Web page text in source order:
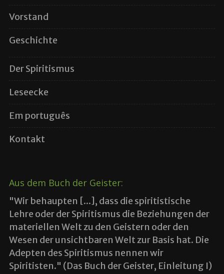
Vorstand
Geschichte
Der Spiritismus
Leseecke
Em português
Kontakt
Aus dem Buch der Geister:
"Wir behaupten [...], dass die spiritistische
Lehre oder der Spiritismus die Beziehungen der
materiellen Welt zu den Geistern oder den
Wesen der unsichtbaren Welt zur Basis hat. Die
Adepten des Spiritismus nennen wir
Spiritisten." (Das Buch der Geister, Einleitung I)